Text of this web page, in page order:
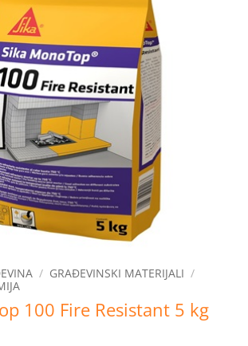
/ GRAĐEVINSKI MATERIJALI /
100 Fire Resistant 5 kg